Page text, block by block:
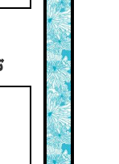
تفسیر و هو معکم